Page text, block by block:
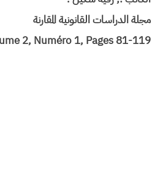
مجلة الدراسات القانونية المقارنة
2, Numéro 1, Pages 81-119